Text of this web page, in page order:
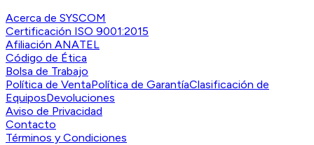
Acerca de SYSCOM
Certificación ISO 9001:2015
Afiliación ANATEL
Código de Ética
Bolsa de Trabajo
Política de VentaPolítica de GarantíaClasificación de
EquiposDevoluciones
Aviso de Privacidad
Contacto
Términos y Condiciones